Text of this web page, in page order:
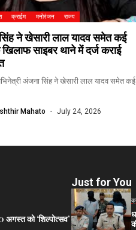
क्राईम मनोरंजन राज्य
ने खेसारी लाल यादव समेत कई
साइबर थाने में दर्ज कराई
अंजना सिंह ने खेसारी लाल यादव समेत कई
Mahato July 24, 2026
को ‘शिल्पोत्सव’
Just for You